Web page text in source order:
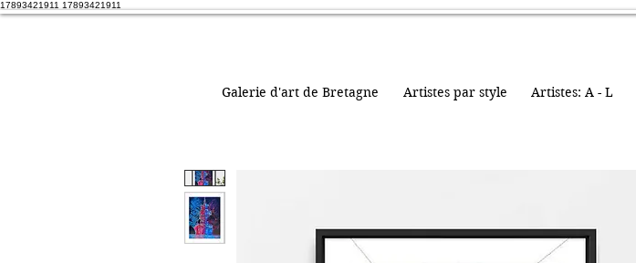
17893421911 17893421911
Galerie d'art de Bretagne Artistes par style Artistes: A - L